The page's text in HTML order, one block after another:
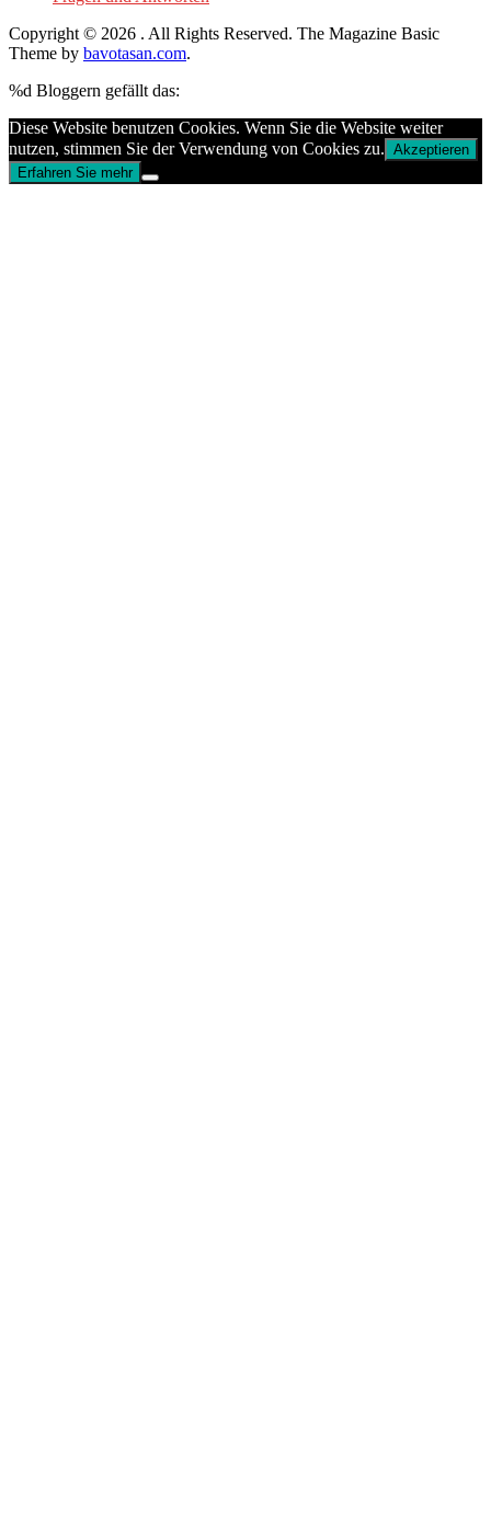
Copyright © 2026 . All Rights Reserved. The Magazine Basic
Theme by bavotasan.com.
%d Bloggern gefällt das:
Diese Website benutzen Cookies. Wenn Sie die Website weiter
nutzen, stimmen Sie der Verwendung von Cookies zu. Akzeptieren
Erfahren Sie mehr